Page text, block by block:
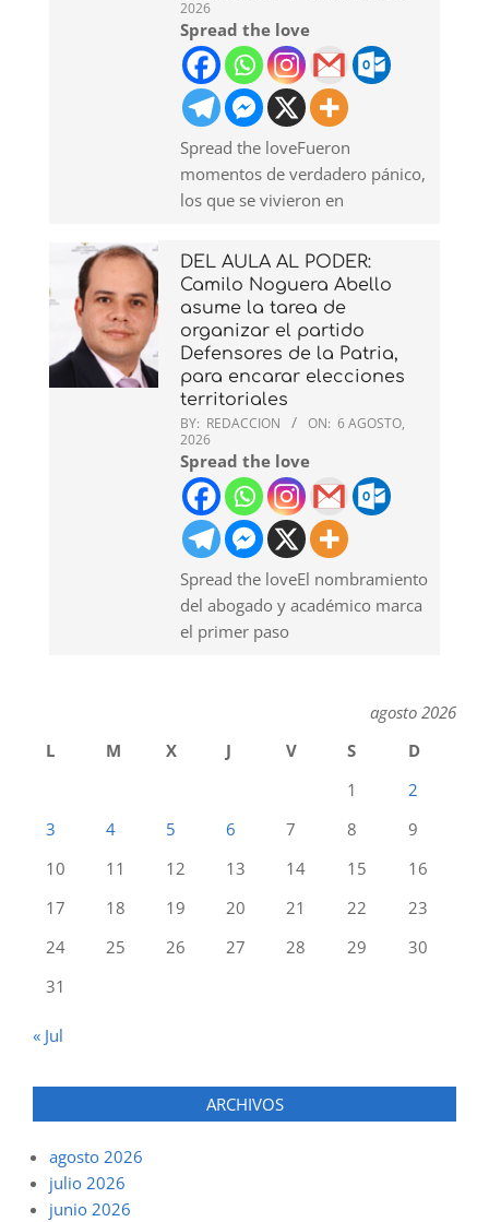
2026
Spread the love
Spread the loveFueron
momentos de verdadero pánico,
los que se vivieron en
DEL AULA AL PODER:
Camilo Noguera Abello
asume la tarea de
organizar el partido
Defensores de la Patria,
para encarar elecciones
territoriales
BY: REDACCION ON: 6 AGOSTO,
2026
Spread the love
Spread the loveEl nombramiento
del abogado y académico marca
el primer paso
agosto 2026
L
M X J V S
D
1
2
3
4 5 6 7 8
9
10
11 12 13 14 15
16
17
18 19 20 21 22
23
24
25 26 27 28 29
30
31
« Jul
ARCHIVOS
agosto 2026
julio 2026
junio 2026